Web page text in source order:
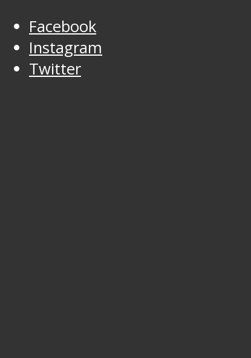
Facebook
Instagram
Twitter